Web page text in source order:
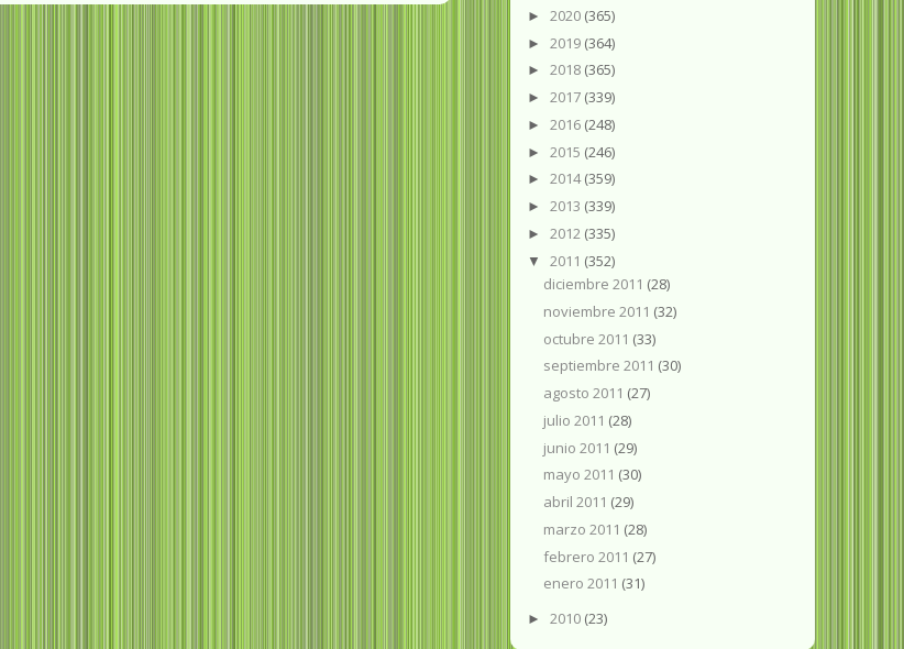
► 2020 (365)
► 2019 (364)
► 2018 (365)
► 2017 (339)
► 2016 (248)
► 2015 (246)
► 2014(359)
► 2013 (339)
► 2012 (335)
▼ 2011 (352)
diciembre 2011 (28)
noviembre 2011 (32)
octubre 2011 (33)
septiembre 2011 (30)
agosto 2011 (27)
julio 2011 (28)
junio 2011 (29)
mayo 2011 (30)
abril 2011 (29)
marzo 2011 (28)
febrero 2011 (27)
enero 2011 (31)
► 2010 (23)